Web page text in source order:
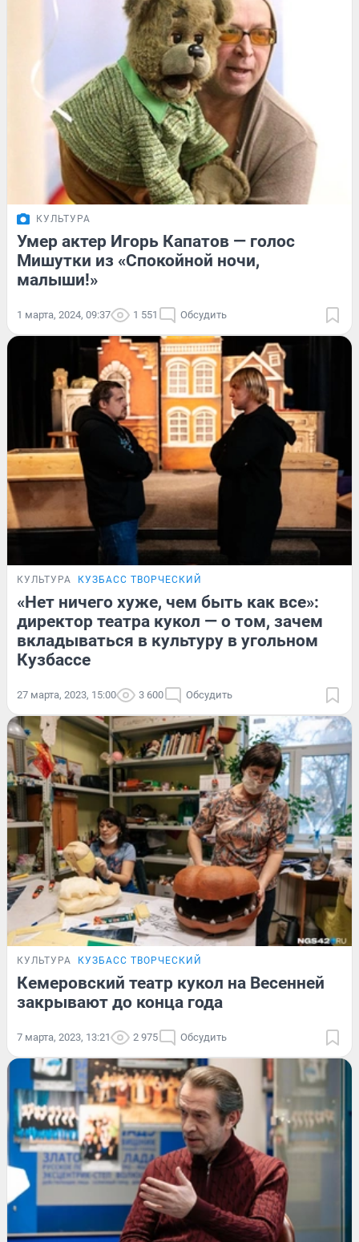
КУЛЬТУРА
Умер актер Игорь Капатов — голос
Мишутки из «Спокойной ночи,
малыши!»
1 марта, 2024, 09:37 1 551 Обсудить
КУЛЬТУРА КУЗБАСС ТВОРЧЕСКИЙ
«Нет ничего хуже, чем быть как все»:
директор театра кукол — о том, зачем
вкладываться в культуру в угольном
Кузбассе
27 марта, 2023, 15:00 3 600 Обсудить
КУЛЬТУРА КУЗБАСС ТВОРЧЕСКИЙ
Кемеровский театр кукол на Весенней
закрывают до конца года
7 марта, 2023, 13:21 2 975 Обсудить